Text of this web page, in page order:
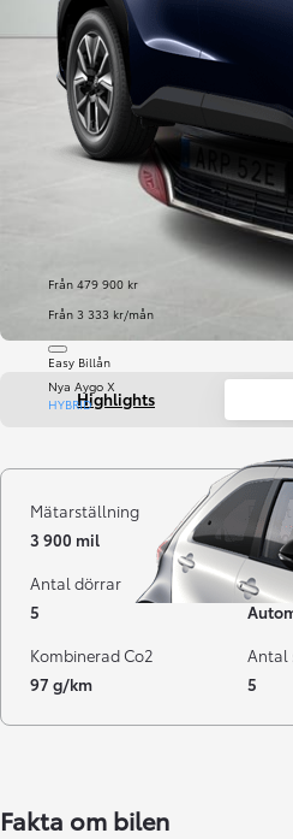
Från 479 900 kr
Från 3 333 kr/mån
Easy Billån
Nya Aygo X
HYBRIDHighlights
Mätarställning
3 900 mil
10-
Antal dörrar
5
Kombinerad Co2
97 g/km
Antal
5
Fakta om bilen